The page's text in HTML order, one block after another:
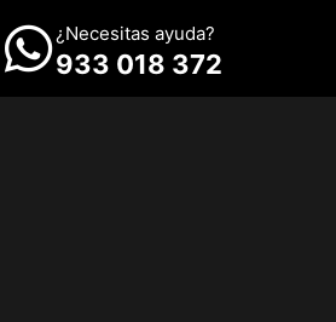
¿Necesitas ayuda?
933 018 372